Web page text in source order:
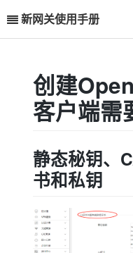
新网关使用手册
创建
客户端需
静态秘钥、
书和私钥